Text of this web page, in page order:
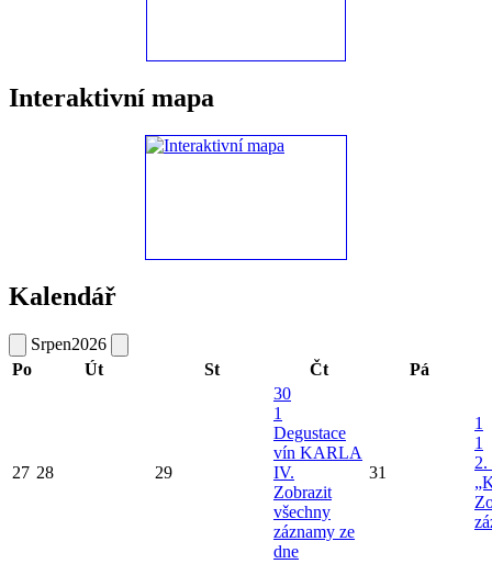
Interaktivní mapa
Kalendář
Srpen2026
Po
Út St Čt Pá
27 28 29
30
1
Degustace
vín KARLA
IV.
Zobrazit
všechny
záznamy ze
dne
31
1
1
2.